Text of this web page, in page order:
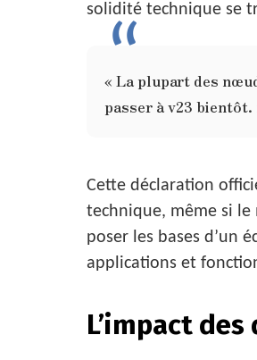
solidité technique se
« La plupart des
passer à v23 bientôt.
Cette déclaration
technique, même si le
poser les bases d’un
applications et
L’impact